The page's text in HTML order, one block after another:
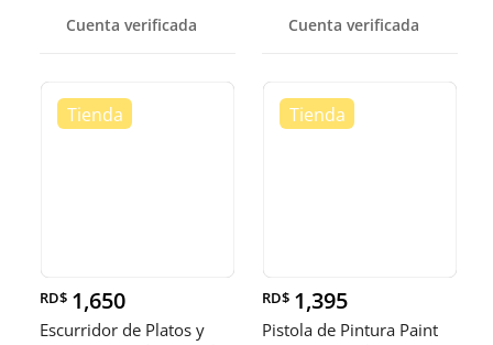
Cuenta verificada Cuenta verificada
RD$ 1,650
Escurridor de Platos y
RD$ 1,395
Pistola de Pintura Paint